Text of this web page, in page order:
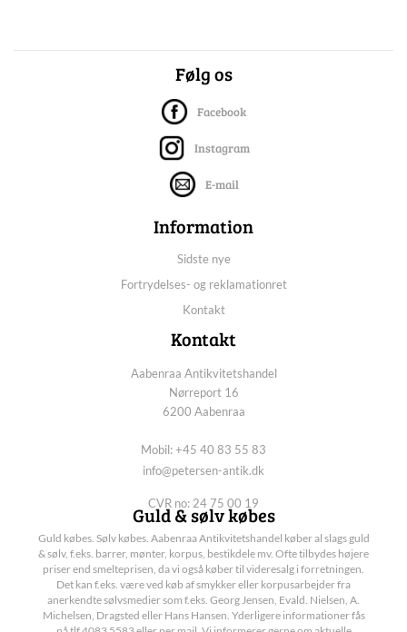
Følg os
Facebook
Instagram
E-mail
Information
Sidste nye
Fortrydelses- og reklamationret
Kontakt
Kontakt
Aabenraa Antikvitetshandel
Nørreport 16
6200 Aabenraa
Mobil: +45 40 83 55 83
info@petersen-antik.dk
CVR no: 24 75 00 19
Guld & sølv købes
Guld købes. Sølv købes. Aabenraa Antikvitetshandel køber al slags guld
& sølv, f.eks. barrer, mønter, korpus, bestikdele mv. Ofte tilbydes højere
priser end smelteprisen, da vi også køber til videresalg i forretningen.
Det kan f.eks. være ved køb af smykker eller korpusarbejder fra
anerkendte sølvsmedier som f.eks. Georg Jensen, Evald. Nielsen, A.
Michelsen, Dragsted eller Hans Hansen. Yderligere informationer fås